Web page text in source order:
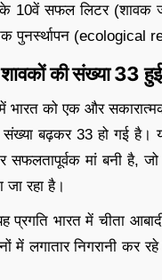
10वें सफल लिटर (शावक
पुनर्स्थापन
की संख्या 33 हुई
भारत को एक और
बढ़कर 33 हो गई है।
सफलतापूर्वक मां बनी है,
रहा है।
प्रगति भारत में चीता
में लगातार निगरानी कर